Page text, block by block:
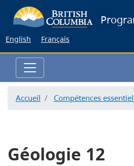
to
English Français
Accueil Compétences
Géologie 12